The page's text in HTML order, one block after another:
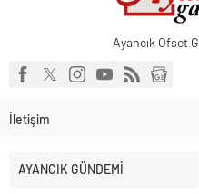
Ayancık Ofset
İletişim
AYANCIK GÜNDEMİ